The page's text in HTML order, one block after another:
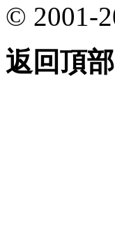
© 2001-
返回頂部